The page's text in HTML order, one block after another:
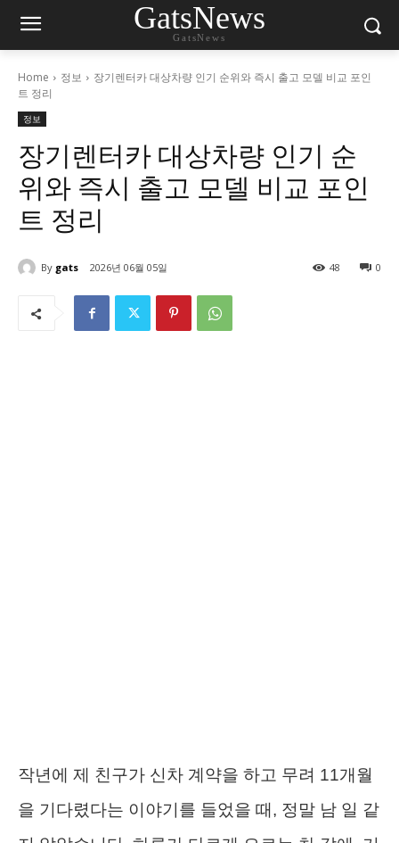
GatsNews
GatsNews
Home 정보
장기렌터카 대상차량 인기 순위와 즉시 출고 모델 비교 포인
트 정리
정보
장기렌터카 대상차량 인기 순
위와 즉시 출고 모델 비교 포인
트 정리
By gats 2026년 06월 05일 0
48
작년에 제 친구가 신차 계약을 하고 무려 11개월
을 기다렸다는 이야기를 들었을 때, 정말 남 일 같